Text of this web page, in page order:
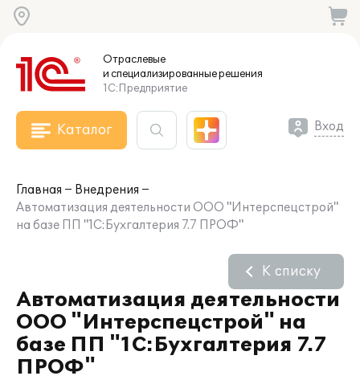
Отраслевые
и специализированныерешения
1С:Предприятие
Каталог Вход
Главная
Внедрения
Автоматизация деятельности ООО "Интерспецстрой"
на базе ПП "1С:Бухгалтерия 7.7 ПРОФ"
Автоматизация деятельности
ООО "Интерспецстрой" на
базе ПП "1С:Бухгалтерия 7.7
ПРОФ"
К списку